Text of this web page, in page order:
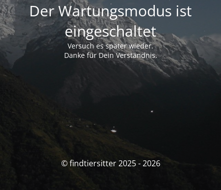
Der Wartungsmodus ist
eingeschaltet
Versuch es später wieder.
Danke für Dein Verständnis.
© findtiersitter 2025 - 2026